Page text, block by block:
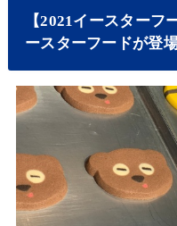
【2021イースターフ
ースターフードが登場